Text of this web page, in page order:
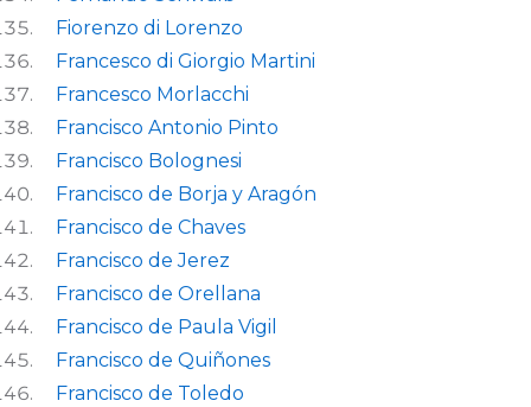
Fiorenzo di Lorenzo
Francesco di Giorgio Martini
Francesco Morlacchi
Francisco Antonio Pinto
Francisco Bolognesi
Francisco de Borja y Aragón
Francisco de Chaves
Francisco de Jerez
Francisco de Orellana
Francisco de Paula Vigil
Francisco de Quiñones
Francisco de Toledo